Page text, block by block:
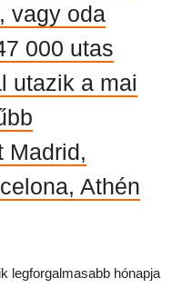
vagy oda
000 utas
utazik a mai
Madrid,
Athén
legforgalmasabb hónapja